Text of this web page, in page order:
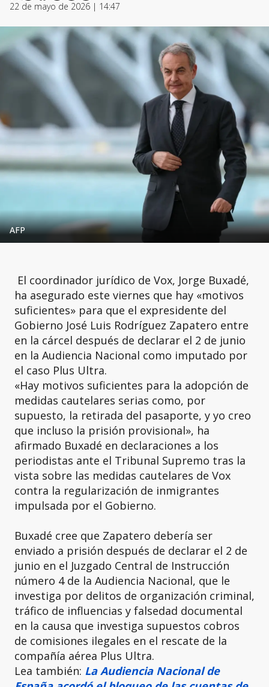
22 de mayo de 2026 | 14:47
AFP
El coordinador jurídico de Vox, Jorge Buxadé,
ha asegurado este viernes que hay «motivos
suficientes» para que el expresidente del
Gobierno José Luis Rodríguez Zapatero entre
en la cárcel después de declarar el 2 de junio
en la Audiencia Nacional como imputado por
el caso Plus Ultra.
«Hay motivos suficientes para la adopción de
medidas cautelares serias como, por
supuesto, la retirada del pasaporte, y yo creo
que incluso la prisión provisional», ha
afirmado Buxadé en declaraciones a los
periodistas ante el Tribunal Supremo tras la
vista sobre las medidas cautelares de Vox
contra la regularización de inmigrantes
impulsada por el Gobierno.
Buxadé cree que Zapatero debería ser
enviado a prisión después de declarar el 2 de
junio en el Juzgado Central de Instrucción
número 4 de la Audiencia Nacional, que le
investiga por delitos de organización criminal,
tráfico de influencias y falsedad documental
en la causa que investiga supuestos cobros
de comisiones ilegales en el rescate de la
compañía aérea Plus Ultra.
Lea también: La Audiencia Nacional de